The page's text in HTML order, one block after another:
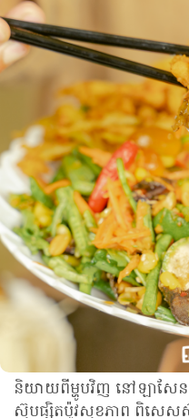
និយាយពីម្ហូបវិញ នៅឡាសែន
ស៊ុបផ្សិតប៉ូវសុខភាព ពិសេសស៊ុ